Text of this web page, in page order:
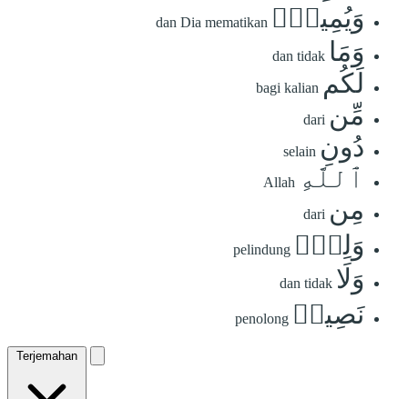
وَيُمِيتُۚ dan Dia mematikan
وَمَا dan tidak
لَكُم bagi kalian
مِّن dari
دُونِ selain
ٱللَّهِ Allah
مِن dari
وَلِيّٖ pelindung
وَلَا dan tidak
نَصِيرٖ penolong
Terjemahan